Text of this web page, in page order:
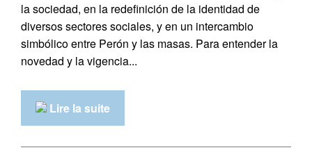
la sociedad, en la redefinición de la identidad de
diversos sectores sociales, y en un intercambio
simbólico entre Perón y las masas. Para entender la
novedad y la vigencia...
Lire la suite